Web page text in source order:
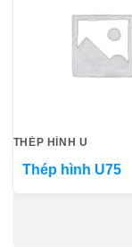
THÉP HÌNH U
Thép hình U75